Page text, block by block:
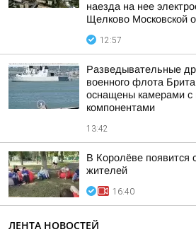
наезда на нее
Щелково Московской
12:57
Разведывательные
военного флота
оснащены камерами с
компонентами
13:42
В Королёве появится
жителей
16:40
ЛЕНТА НОВОСТЕЙ